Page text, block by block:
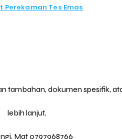
Perekaman Tes Emas
tambahan, dokumen spesifik,
lebih lanjut,
Mat 0797968766